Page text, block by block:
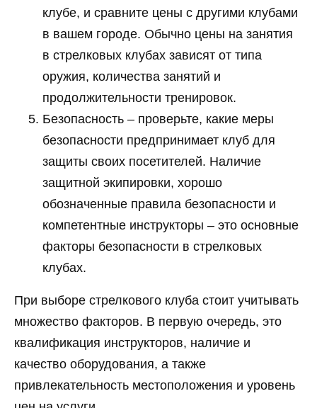
клубе, и сравните цены с другими клубами
в вашем городе. Обычно цены на занятия
в стрелковых клубах зависят от типа
оружия, количества занятий и
продолжительности тренировок.
Безопасность – проверьте, какие меры
безопасности предпринимает клуб для
защиты своих посетителей. Наличие
защитной экипировки, хорошо
обозначенные правила безопасности и
компетентные инструкторы – это основные
факторы безопасности в стрелковых
клубах.
При выборе стрелкового клуба стоит учитывать
множество факторов. В первую очередь, это
квалификация инструкторов, наличие и
качество оборудования, а также
привлекательность местоположения и уровень